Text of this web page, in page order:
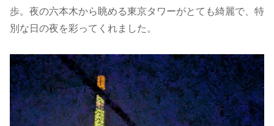
歩。夜の六本木から眺める東京タワーがとても綺麗で、特
別な日の夜を彩ってくれました。